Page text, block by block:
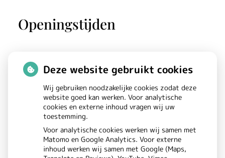
Openingstijden
Maandag:
Dinsdag:
08.00 - 17.00
Woensdag:
08.00 - 17.00
Donderdag:
08.00 - 17.00
Vrijdag:
08.00 - 17.00
Deze website gebruikt cookies
Wij gebruiken noodzakelijke cookies zodat deze
website goed kan werken. Voor analytische
cookies en externe inhoud vragen wij uw
toestemming.
Voor analytische cookies werken wij samen met
Matomo en Google Analytics. Voor externe
inhoud werken wij samen met Google (Maps,